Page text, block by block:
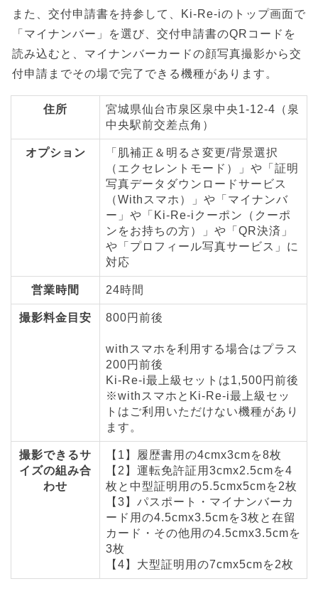
また、交付申請書を持参して、Ki-Re-iのトップ画面で
「マイナンバー」を選び、交付申請書のQRコードを
読み込むと、マイナンバーカードの顔写真撮影から交
付申請までその場で完了できる機種があります。
住所
宮城県仙台市泉区泉中央1-12-4（泉
中央駅前交差点角）
オプション
「肌補正＆明るさ変更/背景選択
（エクセレントモード）」や「証明
写真データダウンロードサービス
（Withスマホ）」や「マイナンバ
ー」や「Ki-Re-iクーポン（クーポ
ンをお持ちの方）」や「QR決済」
や「プロフィール写真サービス」に
対応
営業時間 24時間
撮影料金目安 800円前後
withスマホを利用する場合はプラス
200円前後
Ki-Re-i最上級セットは1,500円前後
※withスマホとKi-Re-i最上級セッ
トはご利用いただけない機種があり
ます。
撮影できるサ
イズの組み合
わせ
【1】履歴書用の4cmx3cmを8枚
【2】運転免許証用3cmx2.5cmを4
枚と中型証明用の5.5cmx5cmを2枚
【3】パスポート・マイナンバーカ
ード用の4.5cmx3.5cmを3枚と在留
カード・その他用の4.5cmx3.5cmを
3枚
【4】大型証明用の7cmx5cmを2枚